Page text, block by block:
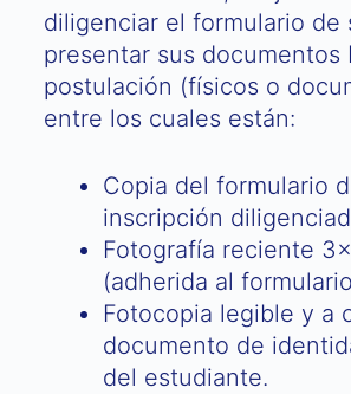
diligenciar el formulario de
presentar sus documentos
postulación (físicos o
entre los cuales están:
Copia del formulario
inscripción
Fotografía reciente
(adherida al
Fotocopia legible y a
documento de
del estudiante.